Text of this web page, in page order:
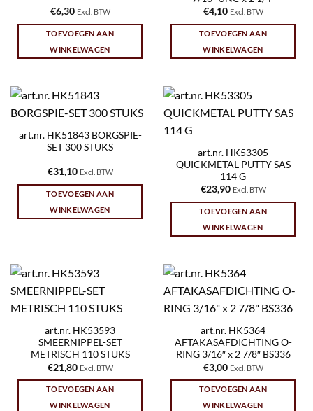
€6,30 Excl. BTW
TOEVOEGEN AAN
WINKELWAGEN
€4,10 Excl. BTW
TOEVOEGEN AAN
WINKELWAGEN
art.nr. HK51843 BORGSPIE-
SET 300 STUKS
€31,10 Excl. BTW
TOEVOEGEN AAN
WINKELWAGEN
art.nr. HK53305
QUICKMETAL PUTTY SAS
114 G
€23,90 Excl. BTW
TOEVOEGEN AAN
WINKELWAGEN
art.nr. HK53593
SMEERNIPPEL-SET
METRISCH 110 STUKS
€21,80 Excl. BTW
TOEVOEGEN AAN
WINKELWAGEN
art.nr. HK5364
AFTAKASAFDICHTING O-
RING 3/16″ x 2 7/8″ BS336
€3,00 Excl. BTW
TOEVOEGEN AAN
WINKELWAGEN